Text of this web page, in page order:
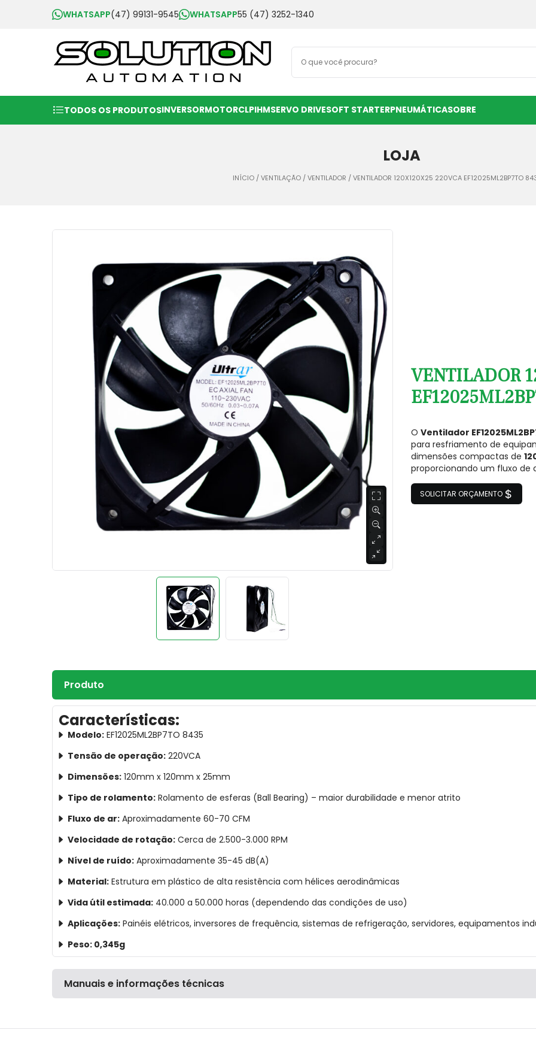
WHATSAPP(47) 99131-9545 WHATSAPP55 (47) 3252-1340
TODOS OS PRODUTOSINVERSORMOTORCLPIHMSERVO DRIVESOFT STARTERPNEUMÁTICASOBRE
LOJA
INÍCIO/VENTILAÇÃO/VENTILADOR / VENTILADOR 120X120X25 220VCA EF12025ML2BP7TO
VENTILADOR
O Ventilador
para resfriamento de
dimensões compactas de
proporcionando um fluxo de
SOLICITAR ORÇAMENTO
Produto
Características:
Modelo: EF12025ML2BP7TO 8435
Tensão de operação: 220VCA
Dimensões: 120mm x 120mm x 25mm
Tipo de rolamento: Rolamento de esferas (Ball Bearing) – maior durabilidade e menor atrito
Fluxo de ar: Aproximadamente 60-70 CFM
Velocidade de rotação: Cerca de 2.500-3.000 RPM
Nível de ruído: Aproximadamente 35-45 dB(A)
Material: Estrutura em plástico de alta resistência com hélices aerodinâmicas
Vida útil estimada: 40.000 a 50.000 horas (dependendo das condições de uso)
Aplicações: Painéis elétricos, inversores de frequência, sistemas de refrigeração, servidores, equipamentos
Peso: 0,345g
Manuais e informações técnicas